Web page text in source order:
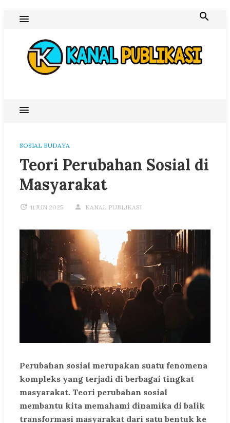
content
SOSIAL BUDAYA
Teori Perubahan Sosial di
Masyarakat
11 JUN 2025 KANAL PUBLIKASI
Perubahan sosial merupakan suatu fenomena
kompleks yang terjadi di berbagai tingkat
masyarakat. Teori perubahan sosial
membantu kita memahami dinamika di balik
transformasi masyarakat dari satu bentuk ke